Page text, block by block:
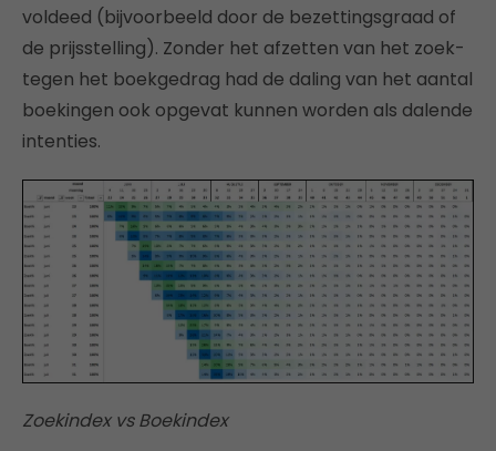
voldeed (bijvoorbeeld door de bezettingsgraad of
de prijsstelling). Zonder het afzetten van het zoek-
tegen het boekgedrag had de daling van het aantal
boekingen ook opgevat kunnen worden als dalende
intenties.
Zoekindex vs Boekindex